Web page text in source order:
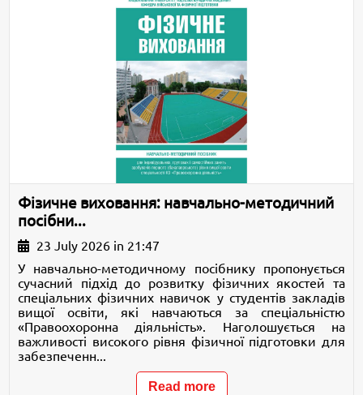
Фізичне виховання: навчально-методичний
посібни...
23 July 2026 in 21:47
У навчально-методичному посібнику пропонується
сучасний підхід до розвитку фізичних якостей та
спеціальних фізичних навичок у студентів закладів
вищої освіти, які навчаються за спеціальністю
«Правоохоронна діяльність». Наголошується на
важливості високого рівня фізичної підготовки для
забезпеченн...
Read more